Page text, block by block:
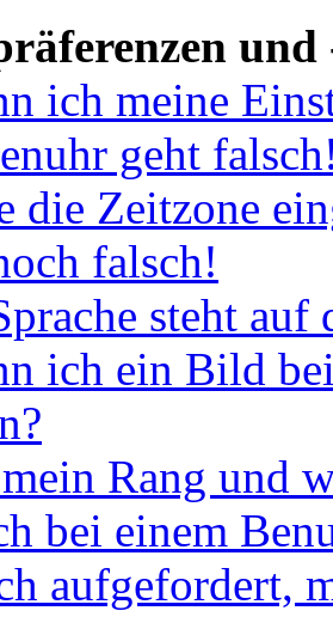
und
ich meine
geht
die Zeitzone
falsch!
steht
ich ein Bild
Rang und
bei einem
aufgefordert,